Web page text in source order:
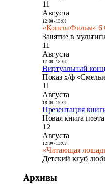
11
Августа
12:00- 13:00
«КоневаФильм»
Занятие в
11
Августа
17:00- 18:00
Виртуальный
Показ х/ф
11
Августа
18:00- 19:00
Презентация
Новая книга
12
Августа
12:00- 13:00
«Читающая
Детский клуб
Архивы